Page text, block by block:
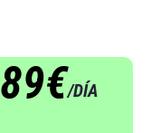
89€/DÍA